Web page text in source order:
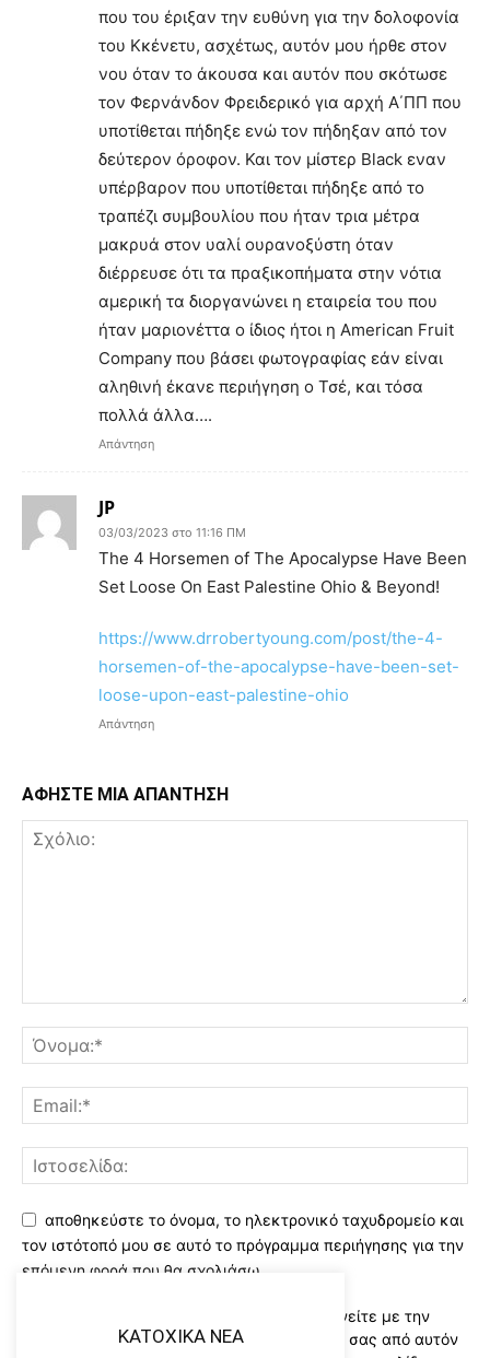
που του έριξαν την ευθύνη για την δολοφονία
του Κκένετυ, ασχέτως, αυτόν μου ήρθε στον
νου όταν το άκουσα και αυτόν που σκότωσε
τον Φερνάνδον Φρειδερικό για αρχή Α΄ΠΠ που
υποτίθεται πήδηξε ενώ τον πήδηξαν από τον
δεύτερον όροφον. Και τον μίστερ Black εναν
υπέρβαρον που υποτίθεται πήδηξε από το
τραπέζι συμβουλίου που ήταν τρια μέτρα
μακρυά στον υαλί ουρανοξύστη όταν
διέρρευσε ότι τα πραξικοπήματα στην νότια
αμερική τα διοργανώνει η εταιρεία του που
ήταν μαριονέττα ο ίδιος ήτοι η American Fruit
Company που βάσει φωτογραφίας εάν είναι
αληθινή έκανε περιήγηση ο Τσέ, και τόσα
πολλά άλλα….
Απάντηση
JP
03/03/2023 στο 11:16 ΠΜ
The 4 Horsemen of The Apocalypse Have Been
Set Loose On East Palestine Ohio & Beyond!
https://www.drrobertyoung.com/post/the-4-
horsemen-of-the-apocalypse-have-been-set-
loose-upon-east-palestine-ohio
Απάντηση
ΑΦΗΣΤΕ ΜΙΑ ΑΠΑΝΤΗΣΗ
αποθηκεύστε το όνομα, το ηλεκτρονικό ταχυδρομείο και
τον ιστότοπό μου σε αυτό το πρόγραμμα περιήγησης για την
επόμενη φορά που θα σχολιάσω.
Χρησιμοποιώντας αυτό το έντυπο συμφωνείτε με την
αποθήκευση και χειρισμό των δεδομένων σας από αυτόν
KATOXIKA NEA